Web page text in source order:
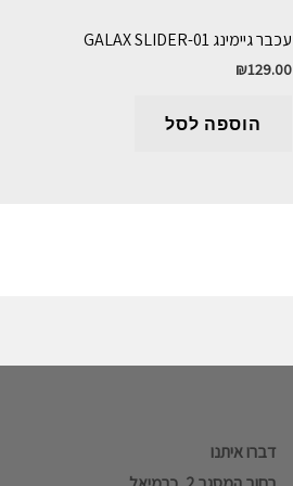
עכבר גיימינג GALAX SLIDER-01
₪129.00
הוספה לסל
דברו איתנו